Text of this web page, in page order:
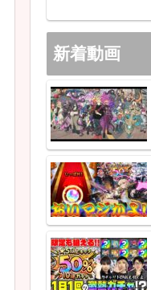
新着動画